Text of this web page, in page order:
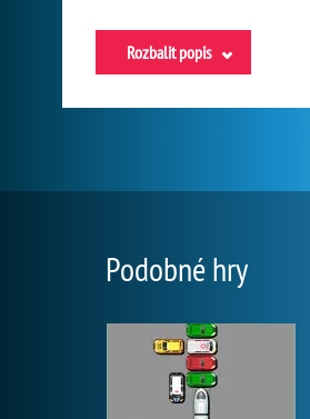
Rozbalit popis
Podobné hry